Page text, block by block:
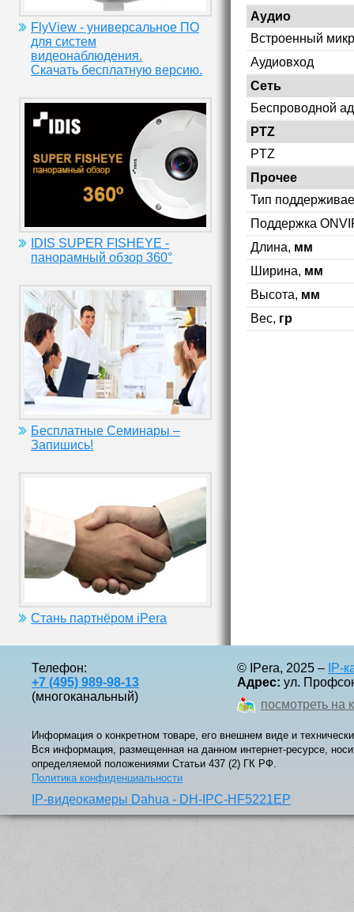
FlyView - универсальное ПО
для систем
видеонаблюдения.
Скачать бесплатную версию.
IDIS SUPER FISHEYE -
панорамный обзор 360°
Бесплатные Семинары –
Запишись!
Стань партнёром iPera
Аудио
Встроенный
Аудиовход
Сеть
Беспроводной
PTZ
PTZ
Прочее
Тип
Поддержка
Длина, мм
Ширина, мм
Высота, мм
Вес, гр
Телефон:
+7 (495) 989-98-13
(многоканальный)
© IPera, 2025 – IP-
Адрес: ул.
посмотреть на
Информация о конкретном товаре, его внешнем виде и
Вся информация, размещенная на данном интернет-ресурсе,
определяемой положениями Статьи 437 (2) ГК РФ.
Политика конфиденциальности
IP-видеокамеры Dahua - DH-IPC-HF5221EP